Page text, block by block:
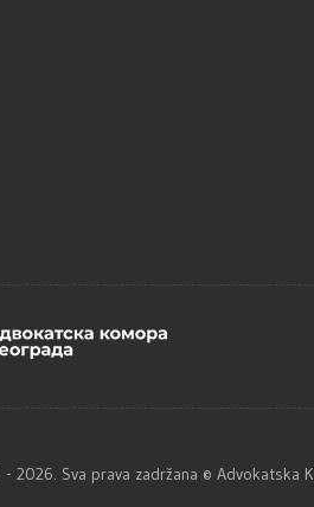
2026. Sva prava zadržana © Advokatska